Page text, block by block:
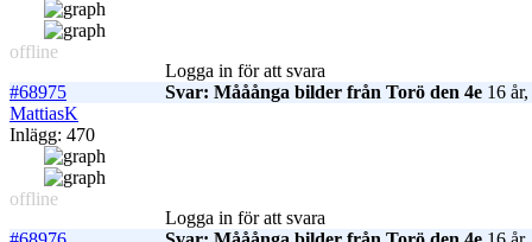
offline
Logga in för att svara
#68975
Svar: Mååånga bilder från Torö den 4e 16
MattiasK
Inlägg: 470
offline
Logga in för att svara